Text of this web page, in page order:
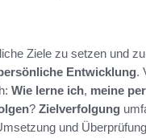
Ziele zu setzen und
Entwicklung.
Wie lerne ich, meine
? Zielverfolgung
und